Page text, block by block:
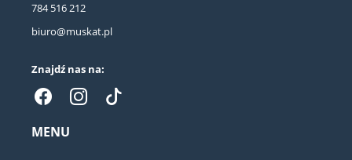
784 516 212
biuro@muskat.pl
Znajdź nas na:
MENU